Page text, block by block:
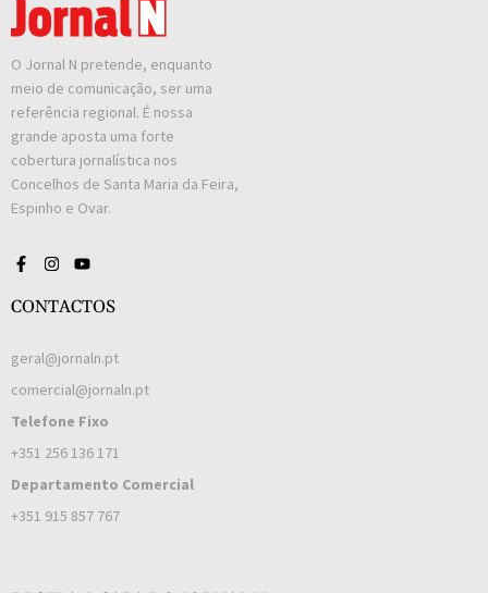
O Jornal N pretende, enquanto
meio de comunicação, ser uma
referência regional. É nossa
grande aposta uma forte
cobertura jornalística nos
Concelhos de Santa Maria da Feira,
Espinho e Ovar.
CONTACTOS
geral@jornaln.pt
comercial@jornaln.pt
Telefone Fixo
+351 256 136 171
Departamento Comercial
+351 915 857 767